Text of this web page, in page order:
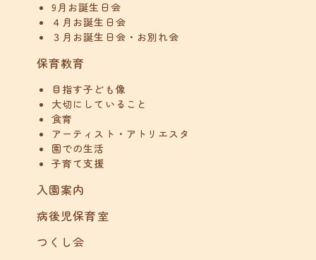
9月お誕生日会
４月お誕生日会
３月お誕生日会・お別れ会
保育教育
目指す子ども像
大切にしていること
食育
アーティスト・アトリエスタ
園での生活
子育て支援
入園案内
病後児保育室
つくし会